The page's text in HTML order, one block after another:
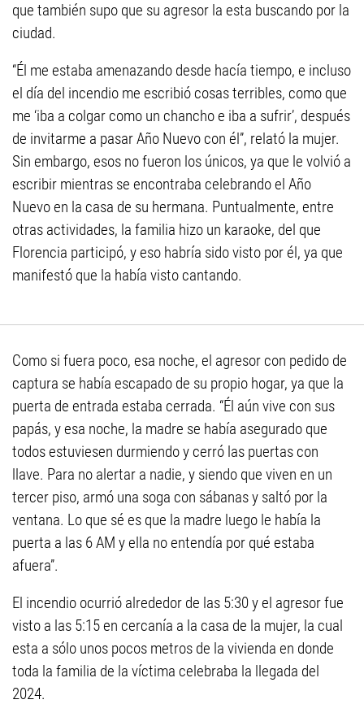
que también supo que su agresor la esta buscando por la
ciudad.
“Él me estaba amenazando desde hacía tiempo, e incluso
el día del incendio me escribió cosas terribles, como que
me ‘iba a colgar como un chancho e iba a sufrir’, después
de invitarme a pasar Año Nuevo con él”, relató la mujer.
Sin embargo, esos no fueron los únicos, ya que le volvió a
escribir mientras se encontraba celebrando el Año
Nuevo en la casa de su hermana. Puntualmente, entre
otras actividades, la familia hizo un karaoke, del que
Florencia participó, y eso habría sido visto por él, ya que
manifestó que la había visto cantando.
Como si fuera poco, esa noche, el agresor con pedido de
captura se había escapado de su propio hogar, ya que la
puerta de entrada estaba cerrada. “Él aún vive con sus
papás, y esa noche, la madre se había asegurado que
todos estuviesen durmiendo y cerró las puertas con
llave. Para no alertar a nadie, y siendo que viven en un
tercer piso, armó una soga con sábanas y saltó por la
ventana. Lo que sé es que la madre luego le había la
puerta a las 6 AM y ella no entendía por qué estaba
afuera”.
El incendio ocurrió alrededor de las 5:30 y el agresor fue
visto a las 5:15 en cercanía a la casa de la mujer, la cual
esta a sólo unos pocos metros de la vivienda en donde
toda la familia de la víctima celebraba la llegada del
2024.